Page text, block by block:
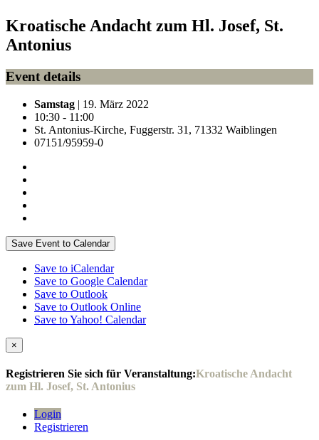
Kroatische Andacht zum Hl. Josef, St.
Antonius
Event details
Samstag | 19. März 2022
10:30 - 11:00
St. Antonius-Kirche, Fuggerstr. 31, 71332 Waiblingen
07151/95959-0
Save Event to Calendar
Save to iCalendar
Save to Google Calendar
Save to Outlook
Save to Outlook Online
Save to Yahoo! Calendar
×
Registrieren Sie sich für Veranstaltung:Kroatische Andacht
zum Hl. Josef, St. Antonius
Login
Registrieren